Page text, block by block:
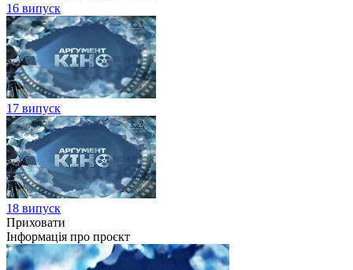
16 випуск
17 випуск
18 випуск
Приховати
Інформація про проєкт